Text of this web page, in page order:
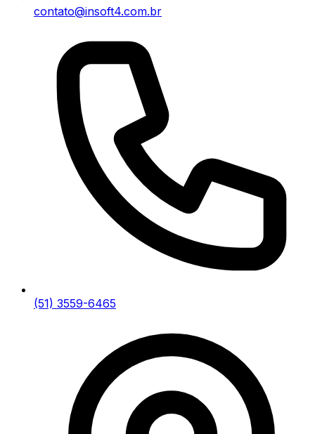
contato@insoft4.com.br
(51) 3559-6465